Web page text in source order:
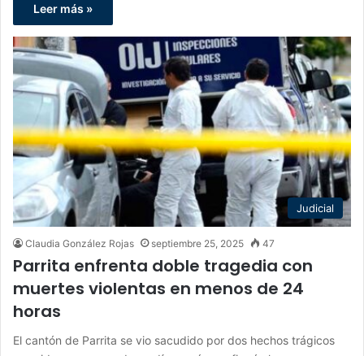
Leer más »
Judicial
Claudia González Rojas septiembre 25, 2025 47
Parrita enfrenta doble tragedia con
muertes violentas en menos de 24
horas
El cantón de Parrita se vio sacudido por dos hechos trágicos